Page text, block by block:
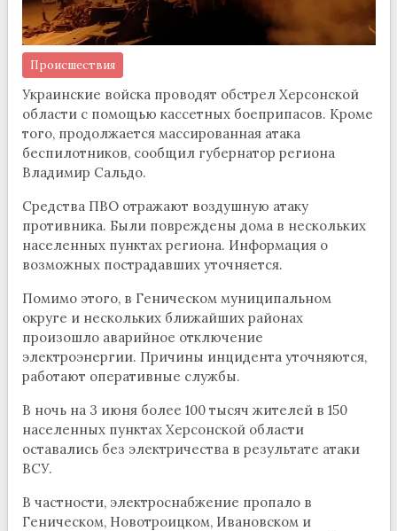
Происшествия
Украинские войска проводят обстрел Херсонской
области с помощью кассетных боеприпасов. Кроме
того, продолжается массированная атака
беспилотников, сообщил губернатор региона
Владимир Сальдо.
Средства ПВО отражают воздушную атаку
противника. Были повреждены дома в нескольких
населенных пунктах региона. Информация о
возможных пострадавших уточняется.
Помимо этого, в Геническом муниципальном
округе и нескольких ближайших районах
произошло аварийное отключение
электроэнергии. Причины инцидента уточняются,
работают оперативные службы.
В ночь на 3 июня более 100 тысяч жителей в 150
населенных пунктах Херсонской области
оставались без электричества в результате атаки
ВСУ.
В частности, электроснабжение пропало в
Геническом, Новотроицком, Ивановском и